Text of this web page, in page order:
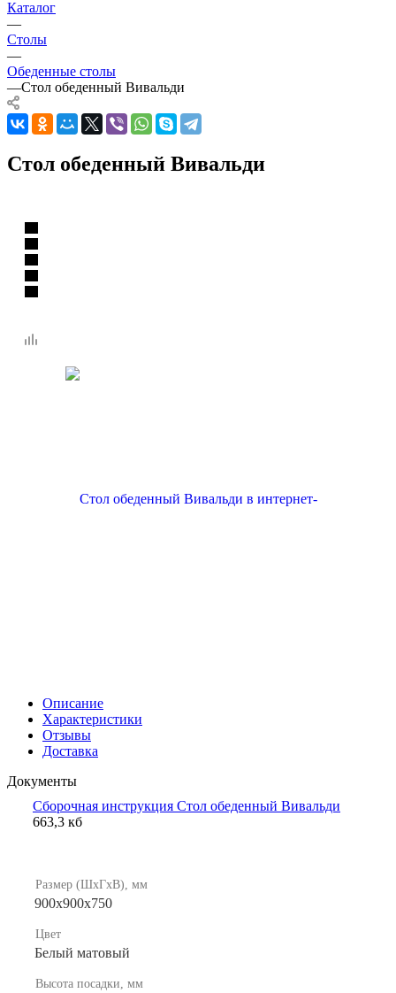
Каталог
—
Столы
—
Обеденные столы
—Стол обеденный Вивальди
Стол обеденный Вивальди
Описание
Характеристики
Отзывы
Доставка
Документы
Сборочная инструкция Стол обеденный Вивальди
663,3 кб
Размер (ШхГхВ), мм
900х900х750
Цвет
Белый матовый
Высота посадки, мм